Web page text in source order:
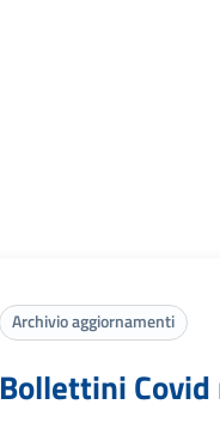
Archivio aggiornamenti
Bollettini